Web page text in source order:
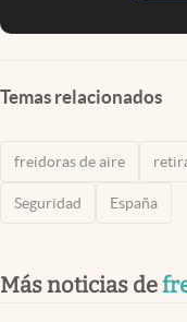
Temas relacionados
freidoras de aire
Seguridad España
Más noticias de